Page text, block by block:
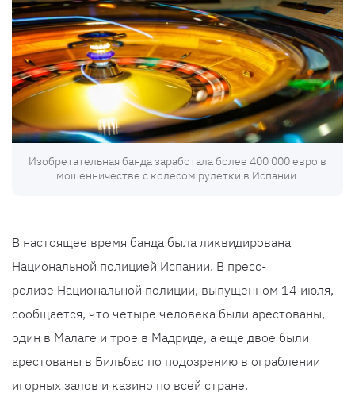
Изобретательная банда заработала более 400 000 евро в
мошенничестве с колесом рулетки в Испании.
В настоящее время банда была ликвидирована
Национальной полицией Испании. В пресс-
релизе Национальной полиции, выпущенном 14 июля,
сообщается, что четыре человека были арестованы,
один в Малаге и трое в Мадриде, а еще двое были
арестованы в Бильбао по подозрению в ограблении
игорных залов и казино по всей стране.